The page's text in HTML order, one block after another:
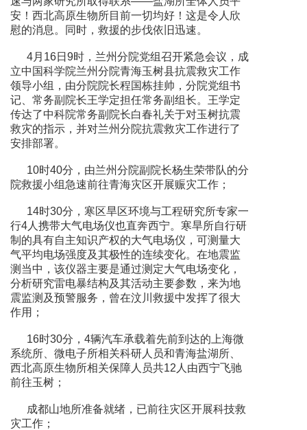
安！西北高原生物所目前一切均好！这是令人欣
慰的消息。同时，救援的步伐依旧迅速。
4月16日9时，兰州分院党组召开紧急会议，成
立中国科学院兰州分院青海玉树县抗震救灾工作
领导小组，由分院院长程国栋挂帅，分院党组书
记、常务副院长王学定担任常务副组长。王学定
传达了中科院常务副院长白春礼关于对玉树抗震
救灾的指示，并对兰州分院抗震救灾工作进行了
安排部署。
10时40分，由兰州分院副院长杨生荣带队的分
院救援小组急速前往青海灾区开展赈灾工作；
14时30分，寒区旱区环境与工程研究所专家一
行4人携带大气电场仪也直奔西宁。寒旱所自行研
制的具有自主知识产权的大气电场仪，可测量大
气平均电场强度及其极性的连续变化。在地震监
测当中，该仪器主要是通过测定大气电场变化，
分析研究雷电暴结构及其活动主要参数，来为地
震监测及预警服务，曾在汶川救援中发挥了很大
作用；
16时30分，4辆汽车承载着先前到达的上海微
系统所、微电子所相关科研人员和青海盐湖所、
西北高原生物所相关保障人员共12人由西宁飞驰
前往玉树；
成都山地所准备就绪，已前往灾区开展科技救
灾工作；